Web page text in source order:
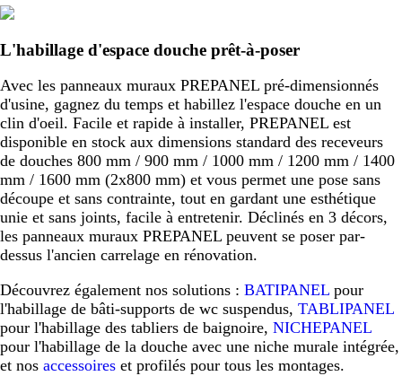
L'habillage d'espace douche prêt-à-poser
Avec les panneaux muraux PREPANEL pré-dimensionnés
d'usine, gagnez du temps et habillez l'espace douche en un
clin d'oeil. Facile et rapide à installer, PREPANEL est
disponible en stock aux dimensions standard des receveurs
de douches 800 mm / 900 mm / 1000 mm / 1200 mm / 1400
mm / 1600 mm (2x800 mm) et vous permet une pose sans
découpe et sans contrainte, tout en gardant une esthétique
unie et sans joints, facile à entretenir. Déclinés en 3 décors,
les panneaux muraux PREPANEL peuvent se poser par-
dessus l'ancien carrelage en rénovation.
Découvrez également nos solutions : BATIPANEL pour
l'habillage de bâti-supports de wc suspendus, TABLIPANEL
pour l'habillage des tabliers de baignoire, NICHEPANEL
pour l'habillage de la douche avec une niche murale intégrée,
et nos accessoires et profilés pour tous les montages.